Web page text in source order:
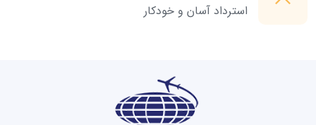
استرداد آسان و خودکار